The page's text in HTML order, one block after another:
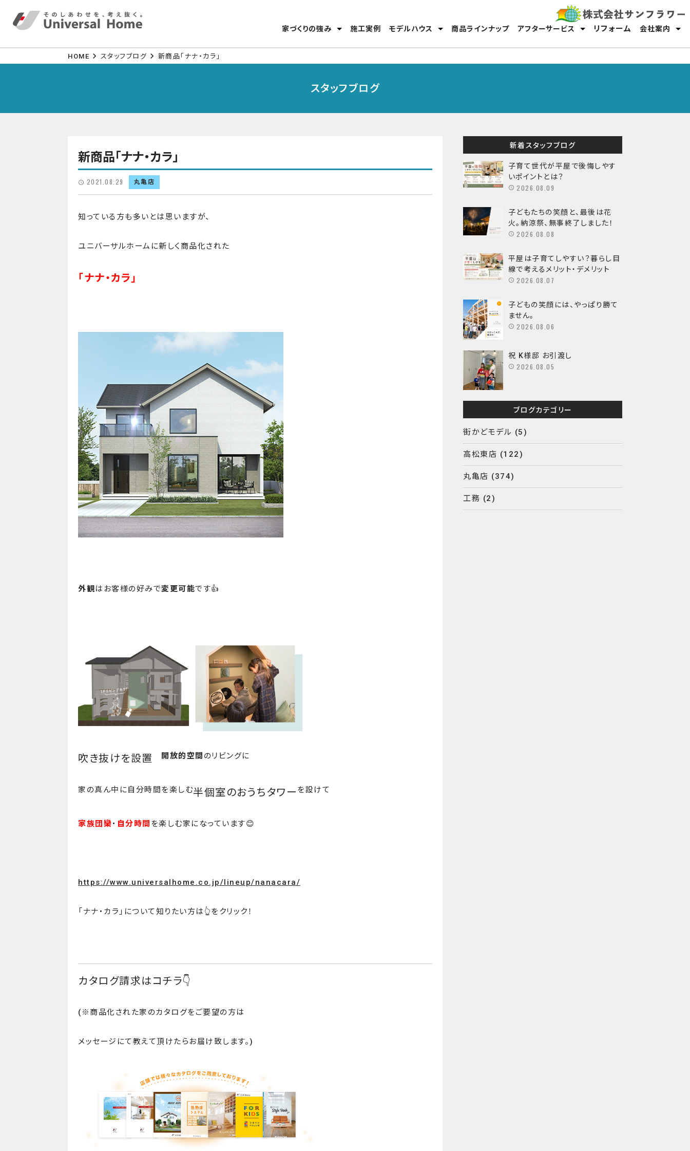
家づくりの強み 施工実例 モデルハウス 商品ラインナップ アフターサービス リフォーム 会社案内
HOME
スタッフブログ 新商品「ナナ・カラ」
スタッフブログ
新商品「ナナ・カラ」
2021.08.29 丸亀店
知っている方も多いとは思いますが、
ユニバーサルホームに新しく商品化された
「ナナ・カラ」
外観はお客様の好みで変更可能です👍
吹き抜けを設置 開放的空間 のリビングに
家の真ん中に自分時間を楽しむ半個室のおうちタワー を設けて
家族団欒・ 自分時間 を楽しむ家になっています😊
https://www.universalhome.co.jp/lineup/nanacara/
「ナナ・カラ」について知りたい方は👆をクリック！
カタログ請求はコチラ👇
(※商品化された家のカタログをご要望の方は
メッセージにて教えて頂けたらお届け致します。)
新着スタッフブログ
子育て世代が平屋で後悔しやす
いポイントとは？
2026.08.09
子どもたちの笑顔と、最後は花
火。納涼祭、無事終了しました！
2026.08.08
平屋は子育てしやすい？暮らし目
線で考えるメリット・デメリット
2026.08.07
子どもの笑顔には、やっぱり勝て
ません。
2026.08.06
祝 K様邸 お引渡し
2026.08.05
ブログカテゴリー
街かどモデル (5)
高松東店 (122)
丸亀店 (374)
工務 (2)